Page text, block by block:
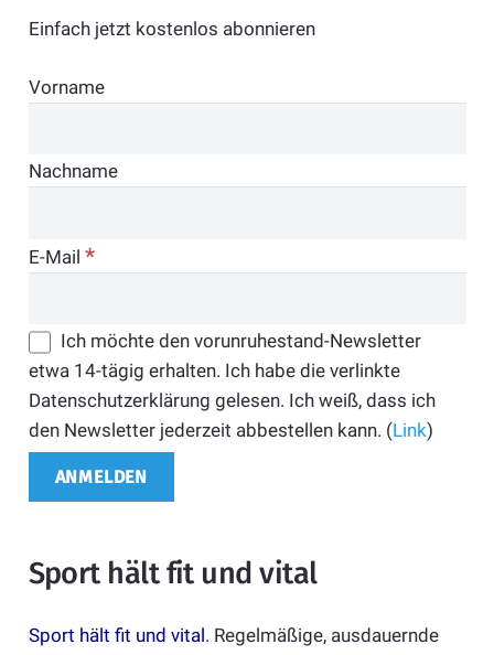
Einfach jetzt kostenlos abonnieren
Vorname
Nachname
E-Mail *
Ich möchte den vorunruhestand-Newsletter
etwa 14-tägig erhalten. Ich habe die verlinkte
Datenschutzerklärung gelesen. Ich weiß, dass ich
den Newsletter jederzeit abbestellen kann. (Link)
Sport hält fit und vital
Sport hält fit und vital. Regelmäßige, ausdauernde